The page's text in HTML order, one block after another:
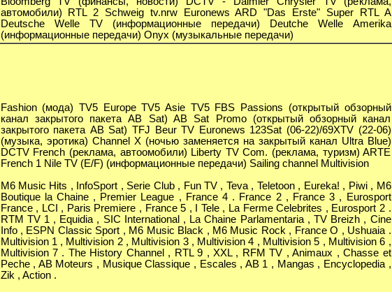
автомобили) RTL 2 Schweig tv.nrw Euronews ARD "Das Erste" Super RTL A
Deutsche Welle TV (информационные передачи) Deutche Welle Amerika
(информационные передачи) Onyx (музыкальные передачи)
Fashion (мода) TV5 Europe TV5 Asie TV5 FBS Passions (открытый обзорный
канал закрытого пакета AB Sat) AB Sat Promo (открытый обзорный канал
закрытого пакета AB Sat) TFJ Beur TV Euronews 123Sat (06-22)/69XTV (22-06)
(музыка, эротика) Channel X (ночью заменяется на закрытый канал Ultra Blue)
DCTV French (реклама, автоомобили) Liberty TV Com. (реклама, туризм) ARTE
French 1 Nile TV (E/F) (информационные передачи) Sailing channel Multivision
M6 Music Hits , InfoSport , Serie Club , Fun TV , Teva , Teletoon , Eureka! , Piwi , M6
Boutique la Chaine , Premier League , France 4 . France 2 , France 3 , Eurosport
France , LCI , Paris Premiere , France 5 , I Tele , La Ferme Celebrites , Eurosport 2 .
RTM TV 1 , Equidia , SIC International , La Chaine Parlamentaria , TV Breizh , Cine
Info , ESPN Classic Sport , M6 Music Black , M6 Music Rock , France O , Ushuaia .
Multivision 1 , Multivision 2 , Multivision 3 , Multivision 4 , Multivision 5 , Multivision 6 ,
Multivision 7 . The History Channel , RTL 9 , XXL , RFM TV , Animaux , Chasse et
Peche , AB Moteurs , Musique Classique , Escales , AB 1 , Mangas , Encyclopedia ,
Zik , Action .